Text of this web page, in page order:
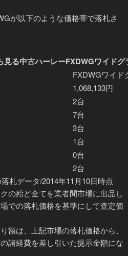
が以下のような価格帯で落札さ
見る中古ハーレーFXDWGワイド
FXDWGワイド
1,068,133円
2台
7台
3台
1台
0台
2台
札データ/2014年11月10日時点
の殆ど全てを業者間市場に出品し
での落札価格を基準にして査定価
額は、上記市場の落札価格から、
諸経費を差し引いた提示金額にな